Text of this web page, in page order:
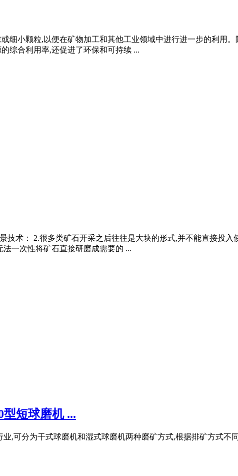
细小颗粒,以便在矿物加工和其他工业领域中进行进一步的利用
综合利用率,还促进了环保和可持续 ...
技术： 2.很多类矿石开采之后往往是大块的形式,并不能直接投
一次性将矿石直接研磨成需要的 ...
短球磨机 ...
,可分为干式球磨机和湿式球磨机两种磨矿方式,根据排矿方式不